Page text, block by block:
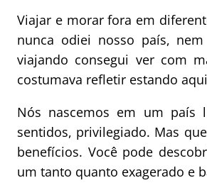
Viajar e morar fora em
nunca odiei nosso país,
viajando consegui ver com
costumava refletir estando
Nós nascemos em um
sentidos, privilegiado. Mas
benefícios. Você pode
um tanto quanto exagerado e